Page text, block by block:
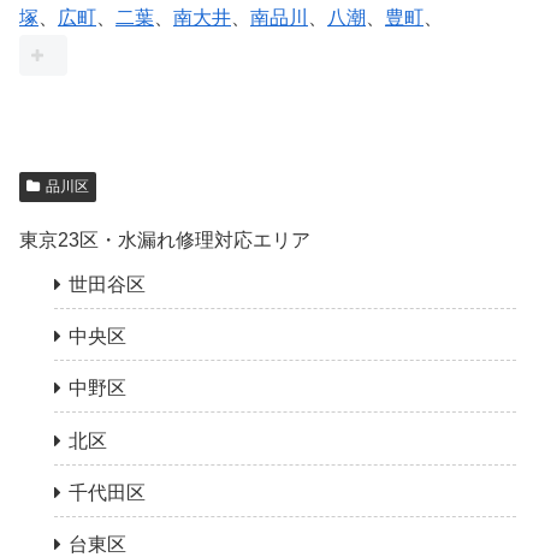
塚
広町 二葉 南大井 南品川 八潮 豊町
品川区
東京23区・水漏れ修理対応エリア
世田谷区
中央区
中野区
北区
千代田区
台東区